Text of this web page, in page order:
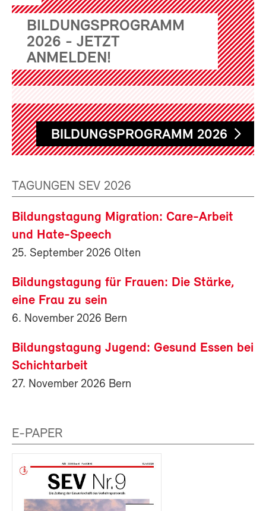
BILDUNGSPROGRAMM
2026 - JETZT
ANMELDEN!
BILDUNGSPROGRAMM 2026
TAGUNGEN SEV 2026
Bildungstagung Migration: Care-Arbeit
und Hate-Speech
25. September 2026 Olten
Bildungstagung für Frauen: Die Stärke,
eine Frau zu sein
6. November 2026 Bern
Bildungstagung Jugend: Gesund Essen bei
Schichtarbeit
27. November 2026 Bern
E-PAPER